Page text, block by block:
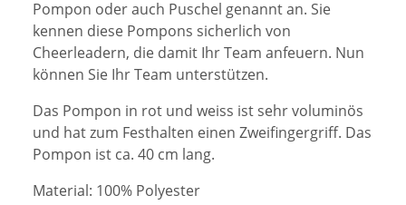
Pompon oder auch Puschel genannt an. Sie
kennen diese Pompons sicherlich von
Cheerleadern, die damit Ihr Team anfeuern. Nun
können Sie Ihr Team unterstützen.
Das Pompon in rot und weiss ist sehr voluminös
und hat zum Festhalten einen Zweifingergriff. Das
Pompon ist ca. 40 cm lang.
Material: 100% Polyester